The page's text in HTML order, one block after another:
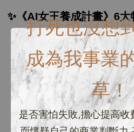
打死也沒想
成為我事業
草！
是否害怕失敗,擔心提高收
✨《AI女王養成計畫》6大
✅ 完全零基礎也能學的 AI 工具教
✅ 教你用AI打造自己品牌的形象
✅ 不用出鏡也能做影片（
✅ 學完可直接推薦賺回本＋分潤
✅ 附贈百套 Canva 模板、AI腳本